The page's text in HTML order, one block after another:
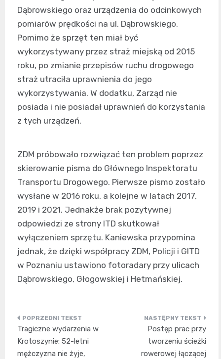
Dąbrowskiego oraz urządzenia do odcinkowych
pomiarów prędkości na ul. Dąbrowskiego.
Pomimo że sprzęt ten miał być
wykorzystywany przez straż miejską od 2015
roku, po zmianie przepisów ruchu drogowego
straż utraciła uprawnienia do jego
wykorzystywania. W dodatku, Zarząd nie
posiada i nie posiadał uprawnień do korzystania
z tych urządzeń.
ZDM próbowało rozwiązać ten problem poprzez
skierowanie pisma do Głównego Inspektoratu
Transportu Drogowego. Pierwsze pismo zostało
wysłane w 2016 roku, a kolejne w latach 2017,
2019 i 2021. Jednakże brak pozytywnej
odpowiedzi ze strony ITD skutkował
wyłączeniem sprzętu. Kaniewska przypomina
jednak, że dzięki współpracy ZDM, Policji i GITD
w Poznaniu ustawiono fotoradary przy ulicach
Dąbrowskiego, Głogowskiej i Hetmańskiej.
Nawigacja
wpisu
Tragiczne wydarzenia w
Krotoszynie: 52-letni
mężczyzna nie żyje,
Postęp prac przy
tworzeniu ścieżki
rowerowej łączącej